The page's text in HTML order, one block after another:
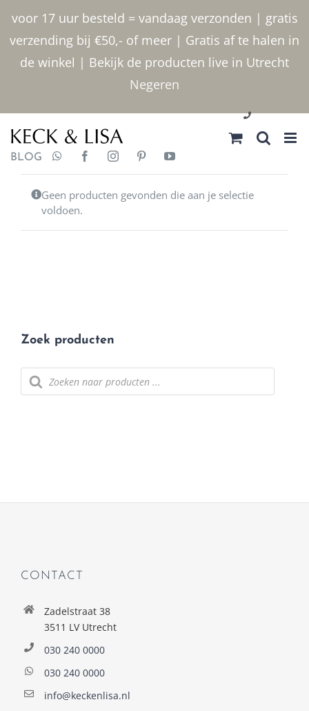
voor 17 uur besteld = vandaag verzonden | gratis
verzending bij €50,- of meer | Gratis af te halen in
de winkel | Bekijk de producten live in Utrecht
Negeren
inhoud
030 2400000
BLOG
Geen producten gevonden die aan je selectie
voldoen.
Zoek producten
Producten
zoeken
CONTACT
Zadelstraat 38
3511 LV Utrecht
030 240 0000
030 240 0000
info@keckenlisa.nl